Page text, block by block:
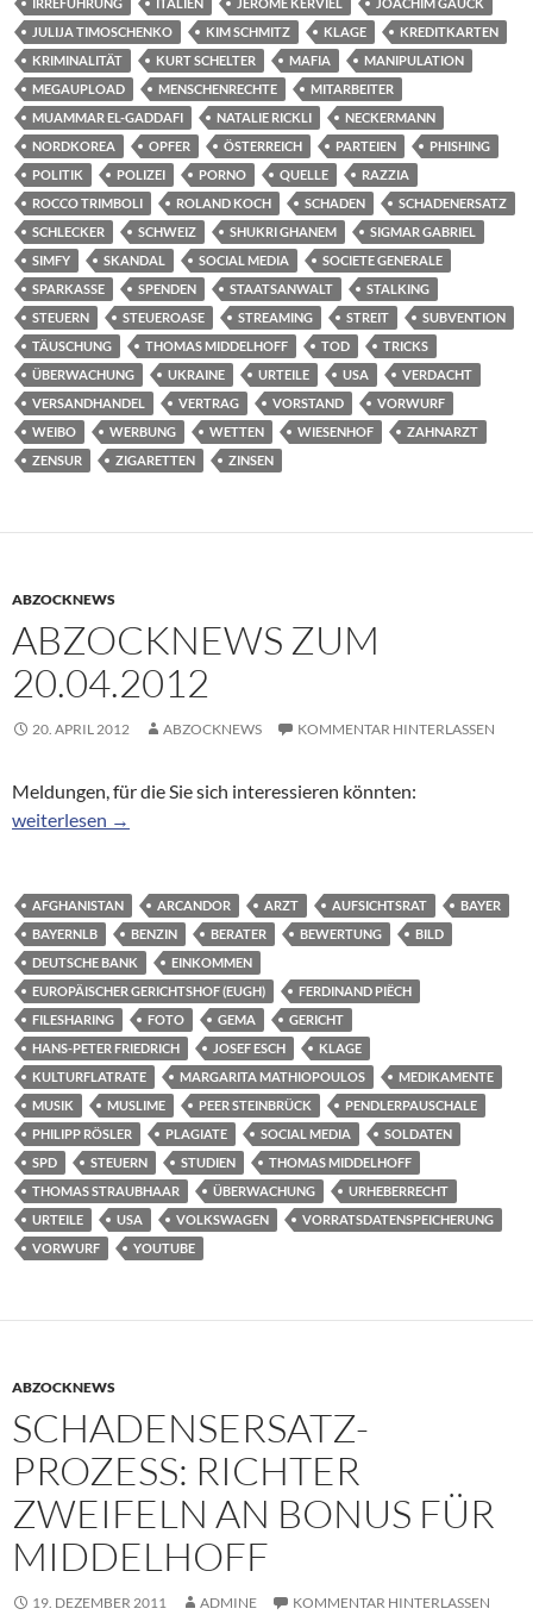
IRREFÜHRUNG ITALIEN JÉRÔME KERVIEL
JOACHIM GAUCK
JULIJA TIMOSCHENKO
KIM SCHMITZ KLAGE
KREDITKARTEN
KRIMINALITÄT
KURT SCHELTER MAFIA
MANIPULATION
MEGAUPLOAD
MENSCHENRECHTE
MITARBEITER
MUAMMAR EL-GADDAFI
NATALIE RICKLI
NECKERMANN
NORDKOREA
OPFER ÖSTERREICH PARTEIEN
PHISHING
POLITIK
POLIZEI PORNO QUELLE
RAZZIA
ROCCO TRIMBOLI
ROLAND KOCH SCHADEN
SCHADENERSATZ
SCHLECKER
SCHWEIZ SHUKRI GHANEM
SIGMAR GABRIEL
SIMFY
SKANDAL SOCIAL MEDIA
SOCIETE GENERALE
SPARKASSE
SPENDEN STAATSANWALT
STALKING
STEUERN
STEUEROASE STREAMING STREIT
SUBVENTION
TÄUSCHUNG
THOMAS MIDDELHOFF TOD
TRICKS
ÜBERWACHUNG
UKRAINE URTEILE USA
VERDACHT
VERSANDHANDEL
VERTRAG VORSTAND
VORWURF
WEIBO
WERBUNG WETTEN WIESENHOF
ZAHNARZT
ZENSUR
ZIGARETTEN ZINSEN
ABZOCKNEWS
ABZOCKNEWS ZUM
20.04.2012
20. APRIL 2012 ABZOCKNEWS KOMMENTAR HINTERLASSEN
Meldungen, für die Sie sich interessieren könnten:
Abzocknews zum 20.04.2012
weiterlesen →
AFGHANISTAN ARCANDOR ARZT AUFSICHTSRAT
BAYER
BAYERNLB
BENZIN BERATER BEWERTUNG
BILD
DEUTSCHE BANK
EINKOMMEN
EUROPÄISCHER GERICHTSHOF (EUGH)
FERDINAND PIËCH
FILESHARING
FOTO GEMA
GERICHT
HANS-PETER FRIEDRICH
JOSEF ESCH
KLAGE
KULTURFLATRATE
MARGARITA MATHIOPOULOS
MEDIKAMENTE
MUSIK
MUSLIME PEER STEINBRÜCK
PENDLERPAUSCHALE
PHILIPP RÖSLER
PLAGIATE SOCIAL MEDIA
SOLDATEN
SPD
STEUERN STUDIEN
THOMAS MIDDELHOFF
THOMAS STRAUBHAAR
ÜBERWACHUNG
URHEBERRECHT
URTEILE
USA VOLKSWAGEN
VORRATSDATENSPEICHERUNG
VORWURF
YOUTUBE
ABZOCKNEWS
SCHADENSERSATZ-
PROZESS: RICHTER
ZWEIFELN AN BONUS FÜR
MIDDELHOFF
19. DEZEMBER 2011 ADMINE KOMMENTAR HINTERLASSEN